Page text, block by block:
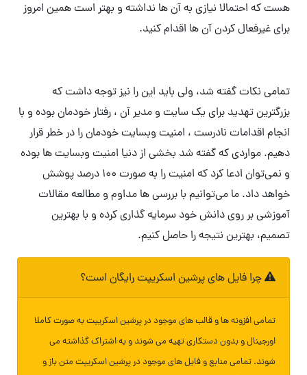
هست که احتمالا نیازی به آن ها نداشته و بهتر است همین امروز
برای غیرفعال کردن آن ها اقدام کنید.
تمامی نکات گفته شد، ولی باید این را نیز توجه داشت که
بزرگترین تهدید برای یک سایت و مدیر آن ، رفتار خودمان بوده و با
انجام اقدامات نادرست ، امنیت وبسایت خودمان را در خطر قرار
دهیم. مواردی که گفته شد بخشی از دنیا امنیت وبسایت ها بوده
و نمی‌توان ادعا کرد که امنیت را به صورت ۱۰۰ درصد پوشش
خواهد داد. ما می‌توانیم با بررسی ها مداوم و مطالعه مقالات
آموزشی بر روی دانش خود سرمایه گذاری کرده و با بهترین
تصمیم، بهترین نتیجه را حاصل کنیم.
چرا فایل های پرشین اسکریپت رایگان است؟
تمامی افزونه ها و قالب های موجود در پرشین اسکریپت به صورت کاملا
اورجینال و بدون دستکاری تهیه می شوند و به اشتراک گذاشته می
شوند. تمامی منابع و فایل های موجود در پرشین اسکریپت متن باز و